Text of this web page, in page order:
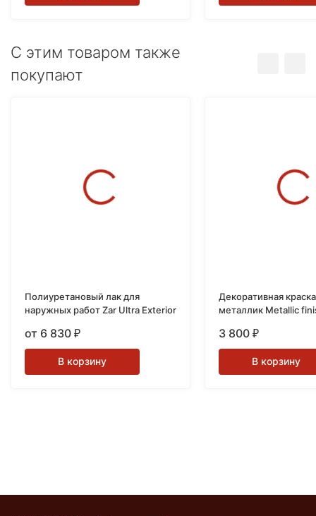
C этим товаром также
покупают
Полиуретановый лак для
наружных работ Zar Ultra Exterior
от 6 830 ₽
В корзину
Декоративная
металлик Metallic
3 800 ₽
В корзину